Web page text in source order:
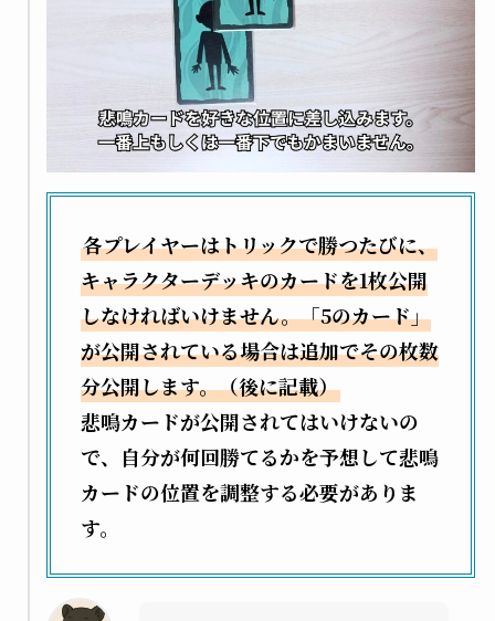
各プレイヤーはトリックで勝つたびに、
キャラクターデッキのカードを1枚公開
しなければいけません。「5のカード」
が公開されている場合は追加でその枚数
分公開します。（後に記載）
悲鳴カードが公開されてはいけないの
で、自分が何回勝てるかを予想して悲鳴
カードの位置を調整する必要がありま
す。